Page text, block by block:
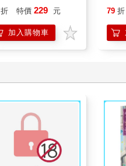
折 特價 229 元
加入購物車
79 折